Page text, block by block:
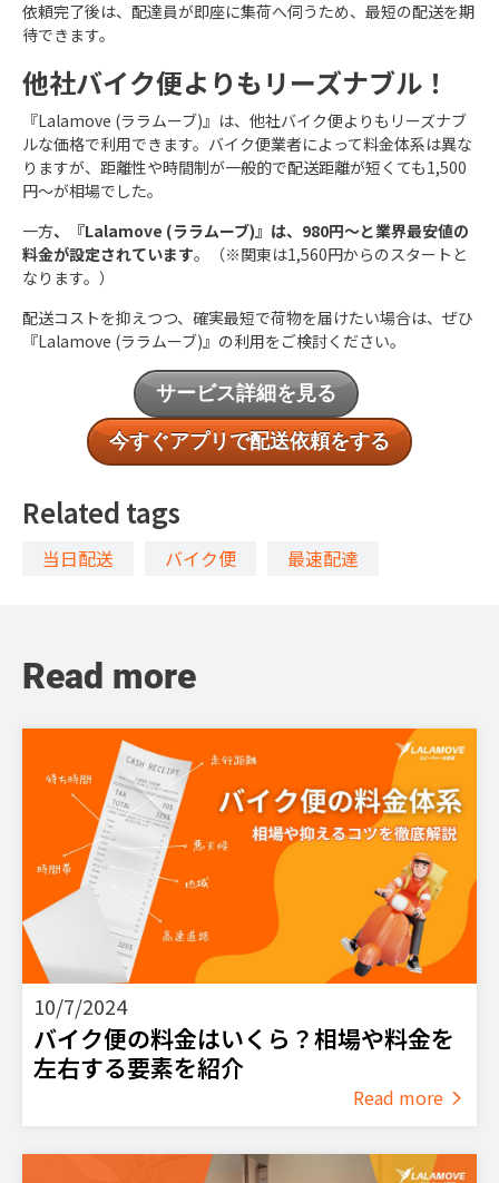
依頼完了後は、配達員が即座に集荷へ伺うため、最短の配送を期
待できます。
他社バイク便よりもリーズナブル！
『Lalamove (ララムーブ)』は、他社バイク便よりもリーズナブ
ルな価格で利用できます。バイク便業者によって料金体系は異な
りますが、距離性や時間制が一般的で配送距離が短くても1,500
円～が相場でした。
一方、『Lalamove (ララムーブ)』は、980円～と業界最安値の
料金が設定されています。（※関東は1,560円からのスタートと
なります。）
配送コストを抑えつつ、確実最短で荷物を届けたい場合は、ぜひ
『Lalamove (ララムーブ)』の利用をご検討ください。
サービス詳細を見る
今すぐアプリで配送依頼をする
Related tags
当日配送 バイク便 最速配達
Read more
10/7/2024
バイク便の料金はいくら？相場や料金を
左右する要素を紹介
Read more